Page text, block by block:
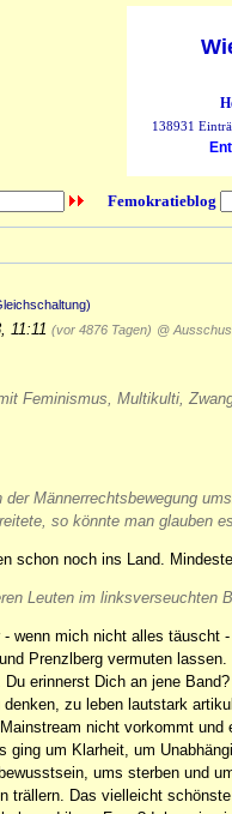
138931
Femokratieblog
11:11 (vor 4876 Tagen) @
Feminismus, Multikulti,
Männerrechtsbewegung
so könnte man glauben
schon noch ins Land.
Leuten im linksverseuchten
wenn mich nicht alles täuscht
Prenzlberg vermuten
erinnerst Dich an jene
zu leben lautstark
nicht vorkommt
ging um Klarheit, um
ums sterben und
trällern. Das vielleicht